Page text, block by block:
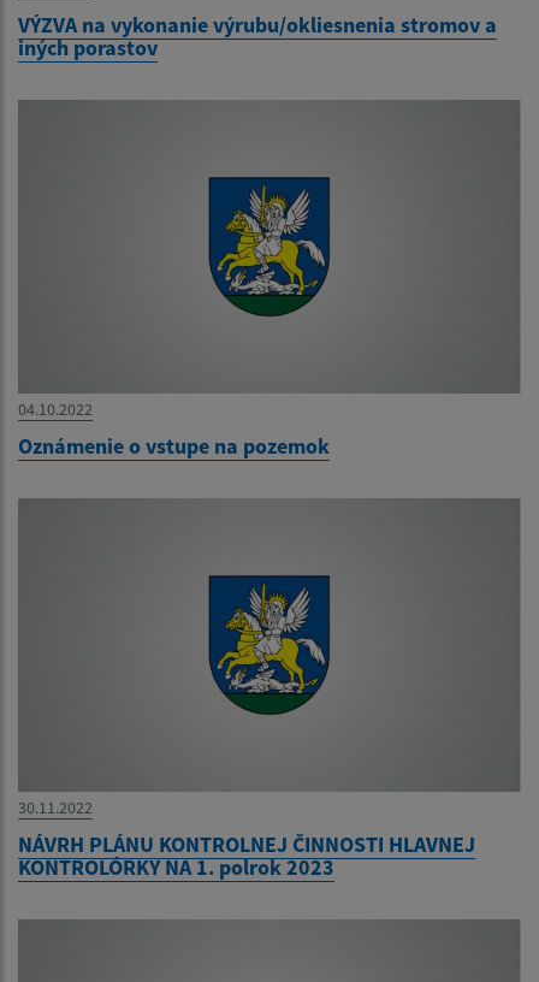
VÝZVA na vykonanie výrubu/okliesnenia stromov a
iných porastov
04.10.2022
Oznámenie o vstupe na pozemok
30.11.2022
NÁVRH PLÁNU KONTROLNEJ ČINNOSTI HLAVNEJ
KONTROLÓRKY NA 1. polrok 2023